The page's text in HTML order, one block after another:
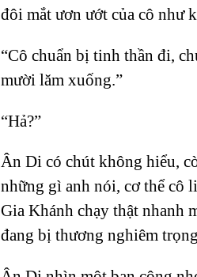
đôi mắt ươn ướt của cô như
“Cô chuẩn bị tinh thần đi,
mười lăm xuống.”
“Hả?”
Ân Di có chút không hiểu,
những gì anh nói, cơ thể cô
Gia Khánh chạy thật nhanh
đang bị thương nghiêm